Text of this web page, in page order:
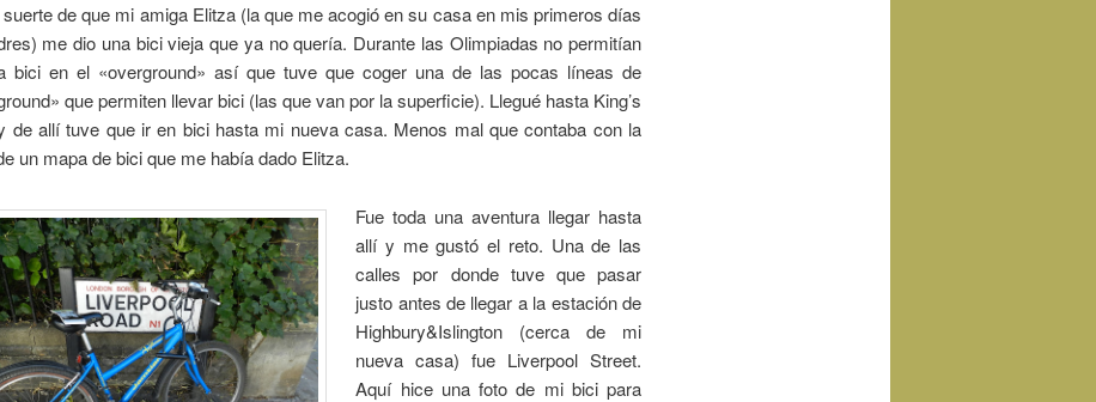
de que mi amiga Elitza (la que me acogió en su casa en mis primeros días
me dio una bici vieja que ya no quería. Durante las Olimpiadas no permitían
bici en el «overground» así que tuve que coger una de las pocas líneas de
que permiten llevar bici (las que van por la superficie). Llegué hasta King’s
de allí tuve que ir en bici hasta mi nueva casa. Menos mal que contaba con la
un mapa de bici que me había dado Elitza.
Fue toda una aventura llegar hasta
allí y me gustó el reto. Una de las
calles por donde tuve que pasar
justo antes de llegar a la estación de
Highbury&Islington (cerca de mi
nueva casa) fue Liverpool Street.
Aquí hice una foto de mi bici para